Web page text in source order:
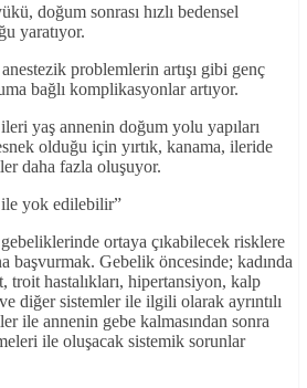
doğum sonrası hızlı bedensel
yaratıyor.
problemlerin artışı gibi genç
bağlı komplikasyonlar artıyor.
yaş annenin doğum yolu yapıları
olduğu için yırtık, kanama, ileride
daha fazla oluşuyor.
yok edilebilir”
ortaya çıkabilecek risklere
başvurmak. Gebelik öncesinde; kadında
troit hastalıkları, hipertansiyon, kalp
diğer sistemler ile ilgili olarak ayrıntılı
ile annenin gebe kalmasından sonra
ile oluşacak sistemik sorunlar